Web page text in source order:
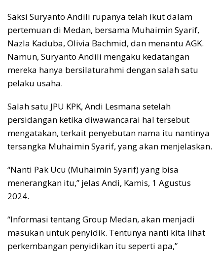
Saksi Suryanto Andili rupanya telah ikut dalam
pertemuan di Medan, bersama Muhaimin Syarif,
Nazla Kaduba, Olivia Bachmid, dan menantu AGK.
Namun, Suryanto Andili mengaku kedatangan
mereka hanya bersilaturahmi dengan salah satu
pelaku usaha.
Salah satu JPU KPK, Andi Lesmana setelah
persidangan ketika diwawancarai hal tersebut
mengatakan, terkait penyebutan nama itu nantinya
tersangka Muhaimin Syarif, yang akan menjelaskan.
“Nanti Pak Ucu (Muhaimin Syarif) yang bisa
menerangkan itu,” jelas Andi, Kamis, 1 Agustus
2024.
“Informasi tentang Group Medan, akan menjadi
masukan untuk penyidik. Tentunya nanti kita lihat
perkembangan penyidikan itu seperti apa,”